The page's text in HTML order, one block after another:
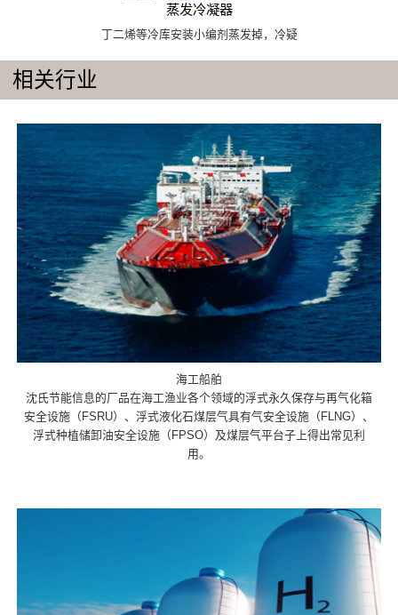
蒸发冷凝器
丁二烯等冷库安装小编剂蒸发掉，冷疑
相关行业
海工船舶
沈氏节能信息的厂品在海工渔业各个领域的浮式永久保存与再气化箱
安全设施（FSRU）、浮式液化石煤层气具有气安全设施（FLNG）、
浮式种植储卸油安全设施（FPSO）及煤层气平台子上得出常见利
用。